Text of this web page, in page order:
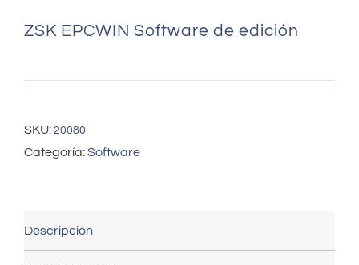
ZSK EPCWIN Software de edición
SKU: 20080
Categoría:Software
Descripción